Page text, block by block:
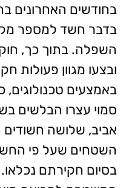
בחודשים האחרונים
בדבר חשד למספר
השפלה. בתוך כך,
ובצעו מגוון פעולות
באמצעים
סמוי עצרו הבלשים
אביב, שלושה חשודים
השטחים שעל פי
בסיום חקירתם